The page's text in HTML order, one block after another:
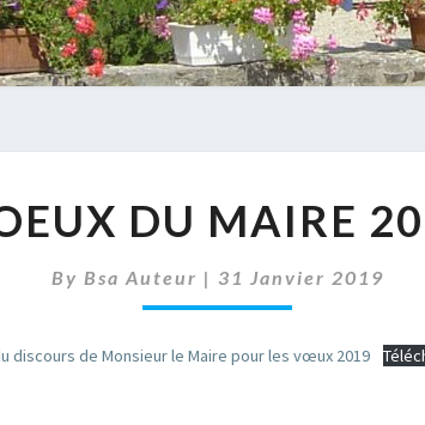
DU
2019
DU MAIRE
By Bsa Auteur | 31 Janvier 2019
discours de Monsieur le Maire pour les vœux 2019